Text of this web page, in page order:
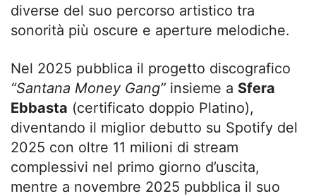
diverse del suo percorso artistico tra
sonorità più oscure e aperture melodiche.
Nel 2025 pubblica il progetto discografico
“Santana Money Gang” insieme a Sfera
Ebbasta (certificato doppio Platino),
diventando il miglior debutto su Spotify del
2025 con oltre 11 milioni di stream
complessivi nel primo giorno d’uscita,
mentre a novembre 2025 pubblica il suo